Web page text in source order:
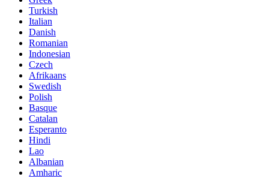
Turkish
Italian
Danish
Romanian
Indonesian
Czech
Afrikaans
Swedish
Polish
Basque
Catalan
Esperanto
Hindi
Lao
Albanian
Amharic